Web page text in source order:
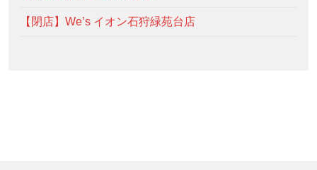
【閉店】We’s イオン石狩緑苑台店